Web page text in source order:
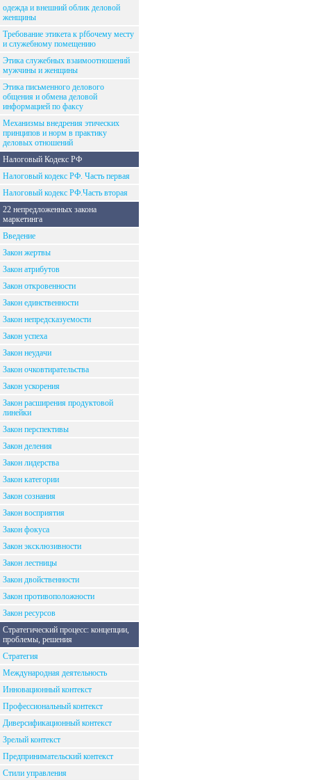
одежда и внешний облик деловой
женщины
Требование этикета к рfбочему месту
и служебному помещению
Этика служебных взаимоотношений
мужчины и женщины
Этика письменного делового
общения и обмена деловой
информацией по факсу
Механизмы внедрения этических
принципов и норм в практику
деловых отношений
Налоговый Кодекс РФ
Налоговый кодекс РФ. Часть первая
Налоговый кодекс РФ.Часть вторая
22 непредложенных закона
маркетинга
Введение
Закон жертвы
Закон атрибутов
Закон откровенности
Закон единственности
Закон непредсказуемости
Закон успеха
Закон неудачи
Закон очковтирательства
Закон ускорения
Закон расширения продуктовой
линейки
Закон перспективы
Закон деления
Закон лидерства
Закон категории
Закон сознания
Закон восприятия
Закон фокуса
Закон эксклюзивности
Закон лестницы
Закон двойственности
Закон противоположности
Закон ресурсов
Стратегический процесс: концепции,
проблемы, решения
Стратегия
Международная деятельность
Инновационный контекст
Профессиональный контекст
Диверсификационный контекст
Зрелый контекст
Предпринимательский контекст
Стили управления